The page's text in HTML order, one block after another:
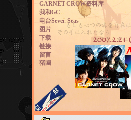
GARNET CROW资料库
我和GC
电台Seven Seas
图片
下载
链接
留言
猪圈